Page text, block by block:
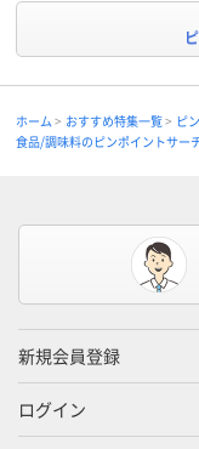
ホーム おすすめ特集一覧
ピ
食品/調味料のピンポイントサー
新規会員登録
ログイン